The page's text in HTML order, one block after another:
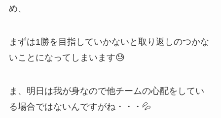
め、
まずは1勝を目指していかないと取り返しのつかな
いことになってしまいます😓
ま、明日は我が身なので他チームの心配をしてい
る場合ではないんですがね・・・💦